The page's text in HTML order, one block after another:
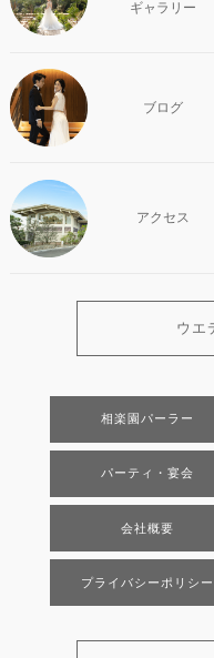
ギャラリー
ブログ
アクセス
ウエ
相楽園パーラー
パーティ・宴会
会社概要
プライバシーポリシー